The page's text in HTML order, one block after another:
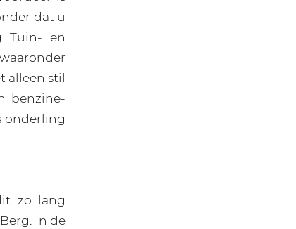
dat u
Tuin- en
alleen stil
benzine-
onderling
zo lang
In de